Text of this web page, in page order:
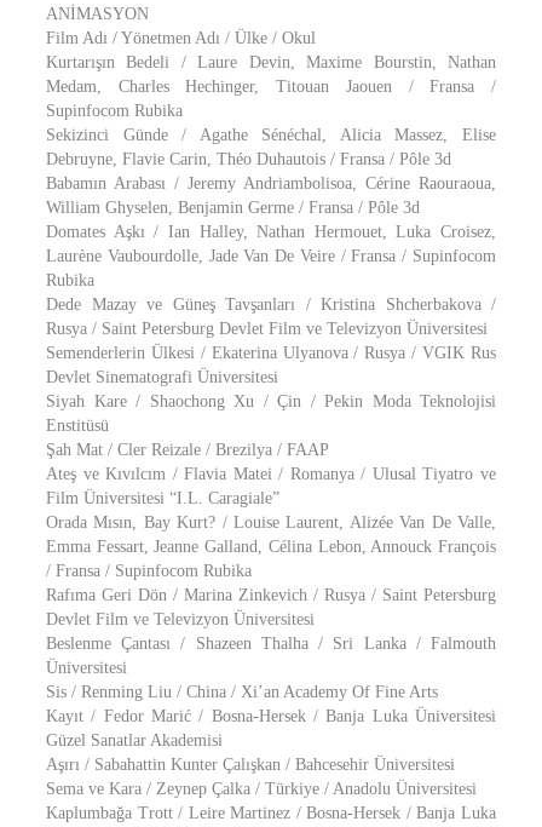
ANİMASYON
Film Adı / Yönetmen Adı / Ülke / Okul
Kurtarışın Bedeli / Laure Devin, Maxime Bourstin, Nathan
Medam, Charles Hechinger, Titouan Jaouen / Fransa /
Supinfocom Rubika
Sekizinci Günde / Agathe Sénéchal, Alicia Massez, Elise
Debruyne, Flavie Carin, Théo Duhautois / Fransa / Pôle 3d
Babamın Arabası / Jeremy Andriambolisoa, Cérine Raouraoua,
William Ghyselen, Benjamin Germe / Fransa / Pôle 3d
Domates Aşkı / Ian Halley, Nathan Hermouet, Luka Croisez,
Laurène Vaubourdolle, Jade Van De Veire / Fransa / Supinfocom
Rubika
Dede Mazay ve Güneş Tavşanları / Kristina Shcherbakova /
Rusya / Saint Petersburg Devlet Film ve Televizyon Üniversitesi
Semenderlerin Ülkesi / Ekaterina Ulyanova / Rusya / VGIK Rus
Devlet Sinematografi Üniversitesi
Siyah Kare / Shaochong Xu / Çin / Pekin Moda Teknolojisi
Enstitüsü
Şah Mat / Cler Reizale / Brezilya / FAAP
Ateş ve Kıvılcım / Flavia Matei / Romanya / Ulusal Tiyatro ve
Film Üniversitesi “I.L. Caragiale”
Orada Mısın, Bay Kurt? / Louise Laurent, Alizée Van De Valle,
Emma Fessart, Jeanne Galland, Célina Lebon, Annouck François
/ Fransa / Supinfocom Rubika
Rafıma Geri Dön / Marina Zinkevich / Rusya / Saint Petersburg
Devlet Film ve Televizyon Üniversitesi
Beslenme Çantası / Shazeen Thalha / Sri Lanka / Falmouth
Üniversitesi
Sis / Renming Liu / China / Xi’an Academy Of Fine Arts
Kayıt / Fedor Marić / Bosna-Hersek / Banja Luka Üniversitesi
Güzel Sanatlar Akademisi
Aşırı / Sabahattin Kunter Çalışkan / Bahcesehir Üniversitesi
Sema ve Kara / Zeynep Çalka / Türkiye / Anadolu Üniversitesi
Kaplumbağa Trott / Leire Martinez / Bosna-Hersek / Banja Luka